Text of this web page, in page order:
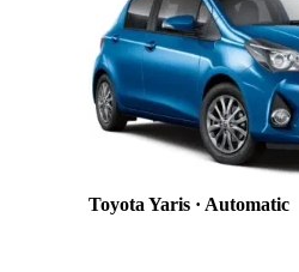
Toyota Yaris · Automatic